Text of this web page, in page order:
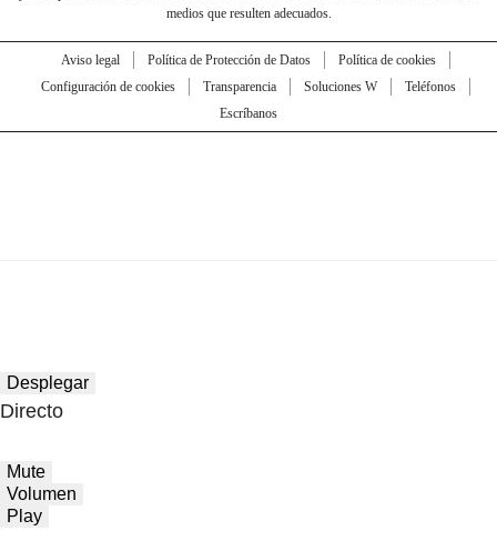
medios que resulten adecuados.
Aviso legal Política de Protección de Datos
Política de cookies
Configuración de cookies
Transparencia Soluciones W
Teléfonos
Escríbanos
Desplegar
Directo
Mute
Volumen
Play